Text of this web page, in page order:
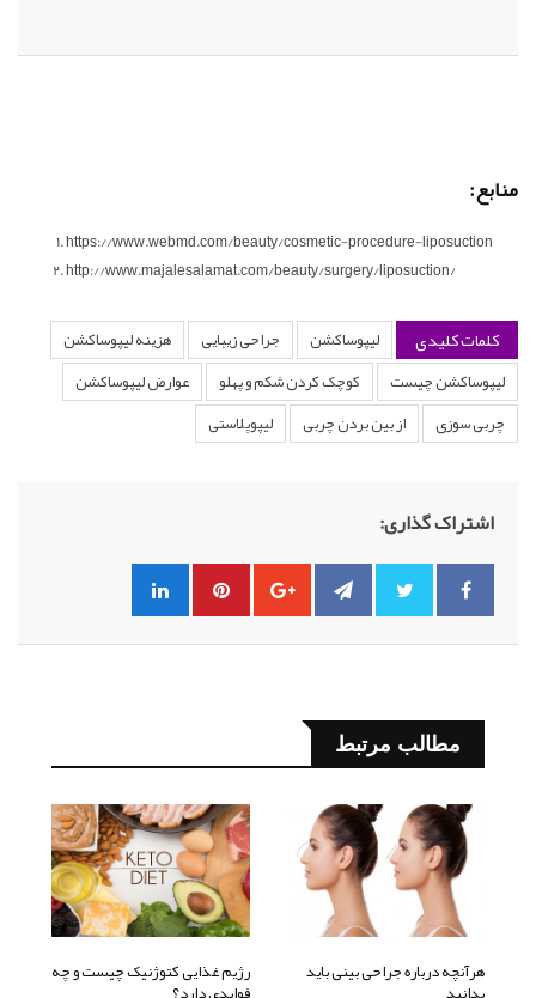
منابع:
https://www.webmd.com/beauty/cosmetic-procedure-liposuction
http://www.majalesalamat.com/beauty/surgery/liposuction/
کلمات کلیدی لیپوساکشن جراحی زیبایی
هزینه لیپوساکشن
لیپوساکشن چیست
کوچک کردن شکم و پهلو
عوارض لیپوساکشن
چربی سوزی
از بین بردن چربی لیپوپلاستی
اشتراک گذاری:
مطالب مرتبط
هرآنچه درباره جراحی بینی باید رژیم غذایی کتوژنیک چیست و چه